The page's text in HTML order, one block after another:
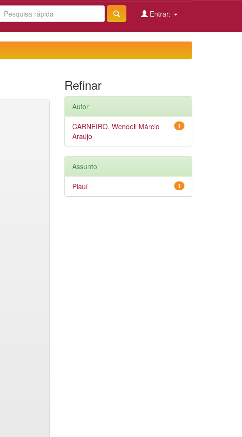
Entrar:
Refinar
Autor
1
CARNEIRO, Wendell Márcio
Araújo
Assunto
1
Piauí